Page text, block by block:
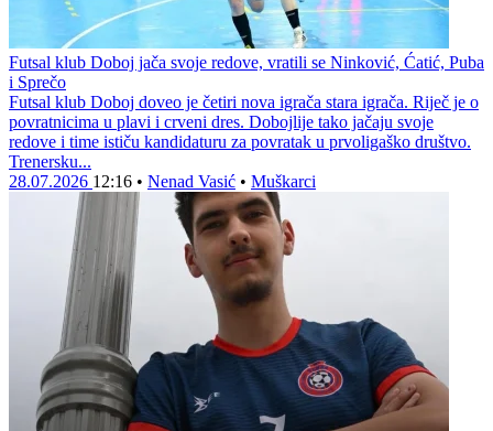
Futsal klub Doboj jača svoje redove, vratili se Ninković, Ćatić, Puba
i Sprečo
Futsal klub Doboj doveo je četiri nova igrača stara igrača. Riječ je o
povratnicima u plavi i crveni dres. Dobojlije tako jačaju svoje
redove i time ističu kandidaturu za povratak u prvoligaško društvo.
Trenersku...
28.07.2026 12:16 • Nenad Vasić • Muškarci